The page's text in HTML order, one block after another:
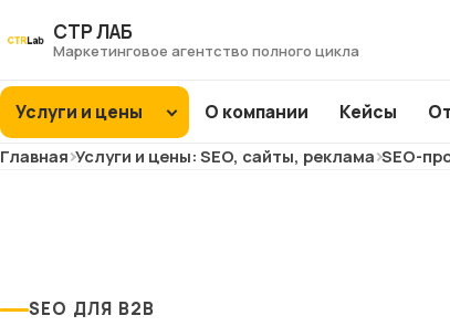
СТР ЛАБ
Маркетинговое агентство полного цикла
Услуги и цены О компании Кейсы
Главная Услуги и цены: SEO, сайты, реклама SEO-
SEO ДЛЯ B2B